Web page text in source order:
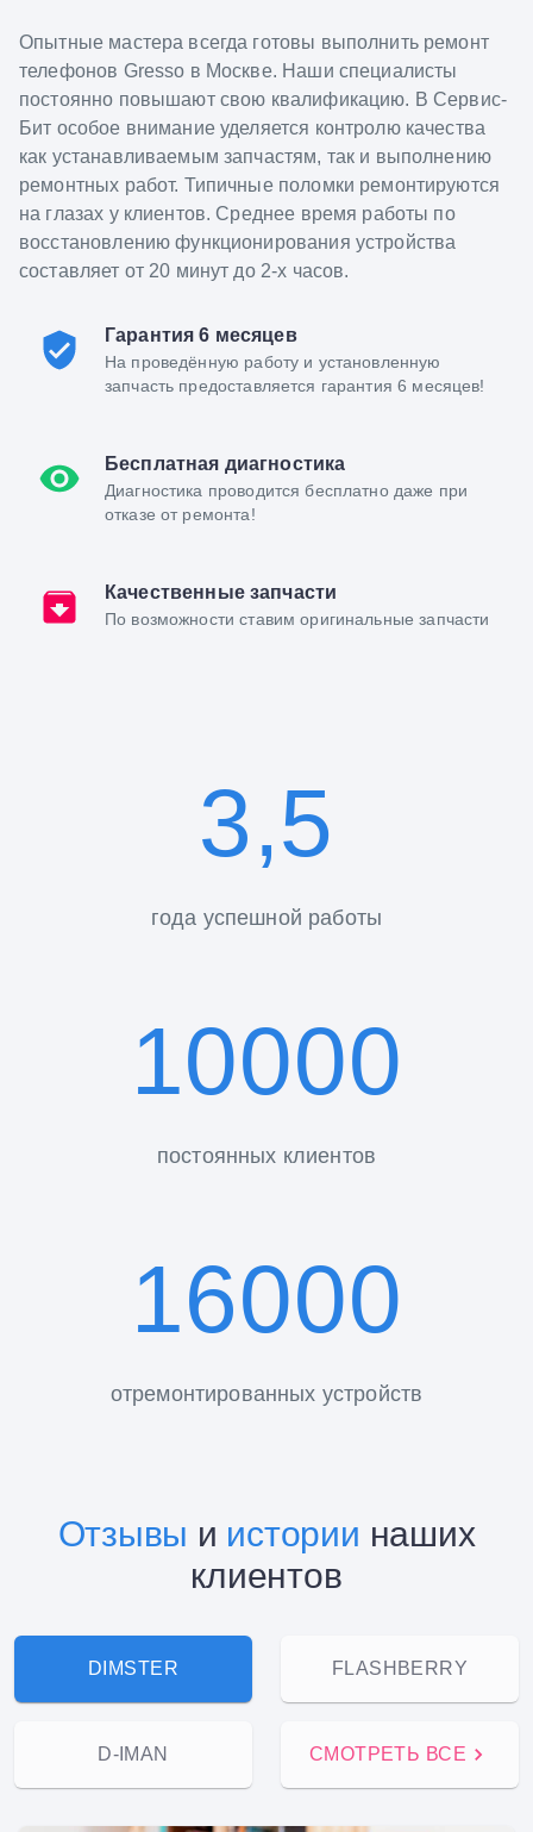
Опытные мастера всегда готовы выполнить ремонт
телефонов Gresso в Москве. Наши специалисты
постоянно повышают свою квалификацию. В Сервис-
Бит особое внимание уделяется контролю качества
как устанавливаемым запчастям, так и выполнению
ремонтных работ. Типичные поломки ремонтируются
на глазах у клиентов. Среднее время работы по
восстановлению функционирования устройства
составляет от 20 минут до 2-х часов.
Гарантия 6 месяцев
На проведённую работу и установленную
запчасть предоставляется гарантия 6 месяцев!
Бесплатная диагностика
Диагностика проводится бесплатно даже при
отказе от ремонта!
Качественные запчасти
По возможности ставим оригинальные запчасти
3,5
года успешной работы
10000
постоянных клиентов
16000
отремонтированных устройств
Отзывы и истории наших
клиентов
DIMSTER FLASHBERRY
D-IMAN СМОТРЕТЬ ВСЕ